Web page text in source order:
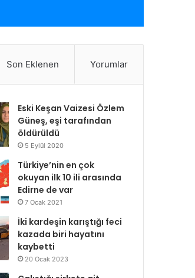
Son Eklenen Yorumlar
Eski Keşan Vaizesi Özlem
Güneş, eşi tarafından
öldürüldü
5 Eylül 2020
Türkiye’nin en çok
okuyan ilk 10 ili arasında
Edirne de var
7 Ocak 2021
İki kardeşin karıştığı feci
kazada biri hayatını
kaybetti
20 Ocak 2023